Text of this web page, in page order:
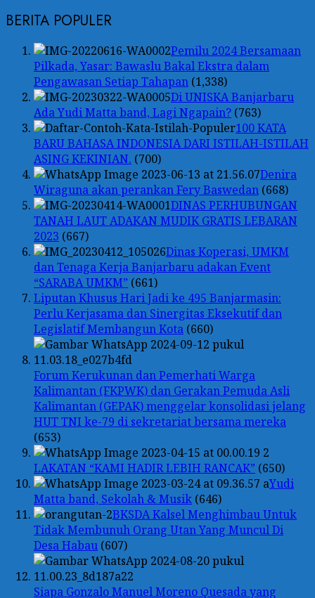
BERITA POPULER
Pemilu 2024 Bersamaan
Pilkada, Yasar: Bawaslu Bakal Ekstra dalam
Pengawasan Setiap Tahapan (1,338)
Di UNISKA Banjarbaru
Ada Yudi Matta band, Lagi Ngapain? (763)
100 KATA
BARU BAHASA INDONESIA DARI ISTILAH-ISTILAH
ASING KEKINIAN. (700)
Denira
Wiraguna akan perankan Fery Baswedan (668)
DINAS PERHUBUNGAN
TANAH LAUT ADAKAN MUDIK GRATIS LEBARAN
2023 (667)
Dinas Koperasi, UMKM
dan Tenaga Kerja Banjarbaru adakan Event
“SARABA UMKM” (661)
Liputan Khusus Hari Jadi ke 495 Banjarmasin:
Perlu Kerjasama dan Sinergitas Eksekutif dan
Legislatif Membangun Kota (660)
Forum Kerukunan dan Pemerhati Warga
Kalimantan (FKPWK) dan Gerakan Pemuda Asli
Kalimantan (GEPAK) menggelar konsolidasi jelang
HUT TNI ke-79 di sekretariat bersama mereka
(653)
LAKATAN “KAMI HADIR LEBIH RANCAK” (650)
Yudi
Matta band, Sekolah & Musik (646)
BKSDA Kalsel Menghimbau Untuk
Tidak Membunuh Orang Utan Yang Muncul Di
Desa Habau (607)
Siapa Gonzalo Manuel Moreno Quesada yang